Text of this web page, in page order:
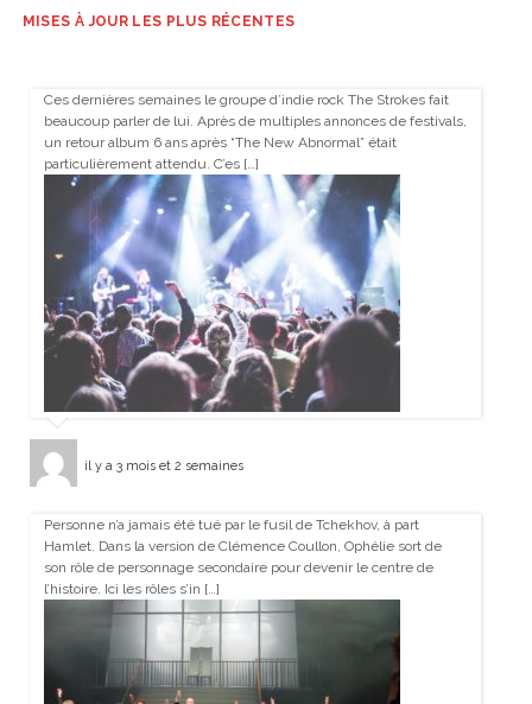
MISES À JOUR LES PLUS RÉCENTES
Ces dernières semaines le groupe d’indie rock The Strokes fait
beaucoup parler de lui. Après de multiples annonces de festivals,
un retour album 6 ans après “The New Abnormal” était
particulièrement attendu. C’es […]
il y a 3 mois et 2 semaines
Personne n’a jamais été tué par le fusil de Tchekhov, à part
Hamlet. Dans la version de Clémence Coullon, Ophélie sort de
son rôle de personnage secondaire pour devenir le centre de
l’histoire. Ici les rôles s’in […]